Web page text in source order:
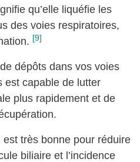
qu’elle liquéfie les
des voies respiratoires,
[9]
dépôts dans vos voies
est capable de lutter
plus rapidement et de
est très bonne pour réduire
biliaire et l’incidence